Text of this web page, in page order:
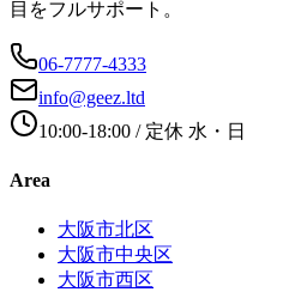
目をフルサポート。
06-7777-4333
info@geez.ltd
10:00-18:00 / 定休 水・日
Area
大阪市北区
大阪市中央区
大阪市西区